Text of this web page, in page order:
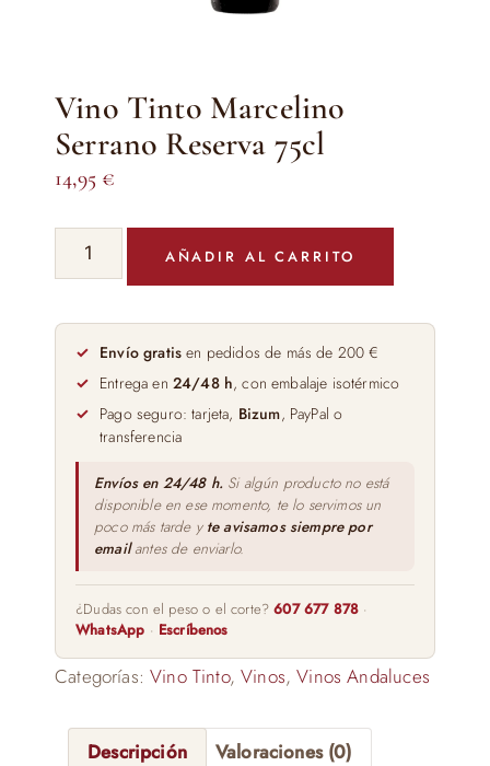
Vino Tinto Marcelino
Serrano Reserva 75cl
14,95 €
Vino
Tinto
Marcelino
Serrano
Reserva
75cl
cantidad
AÑADIR AL CARRITO
Envío gratis en pedidos de más de 200 €
Entrega en 24/48 h, con embalaje isotérmico
Pago seguro: tarjeta, Bizum, PayPal o
transferencia
Envíos en 24/48 h. Si algún producto no está
disponible en ese momento, te lo servimos un
poco más tarde y te avisamos siempre por
emailantes de enviarlo.
¿Dudas con el peso o el corte?607 677 878 ·
WhatsApp · Escríbenos
Categorías:Vino Tinto,Vinos,Vinos Andaluces
Descripción Valoraciones (0)